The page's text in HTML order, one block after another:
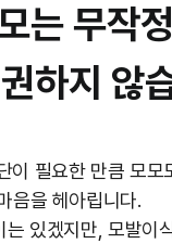
는 무작정
하지 않
이 필요한 만큼 모모
음을 헤아립니다.
는 있겠지만, 모발이